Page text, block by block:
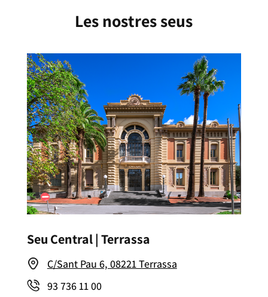
Les nostres seus
Seu Central | Terrassa
C/Sant Pau 6, 08221 Terrassa
93 736 11 00